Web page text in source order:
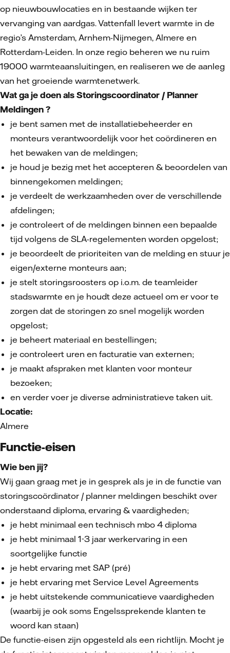
op nieuwbouwlocaties en in bestaande wijken ter
vervanging van aardgas. Vattenfall levert warmte in de
regio’s Amsterdam, Arnhem-Nijmegen, Almere en
Rotterdam-Leiden. In onze regio beheren we nu ruim
19000 warmteaansluitingen, en realiseren we de aanleg
van het groeiende warmtenetwerk.
Wat ga je doen als Storingscoordinator / Planner
Meldingen ?
je bent samen met de installatiebeheerder en
monteurs verantwoordelijk voor het coördineren en
het bewaken van de meldingen;
je houd je bezig met het accepteren & beoordelen van
binnengekomen meldingen;
je verdeelt de werkzaamheden over de verschillende
afdelingen;
je controleert of de meldingen binnen een bepaalde
tijd volgens de SLA-regelementen worden opgelost;
je beoordeelt de prioriteiten van de melding en stuur je
eigen/externe monteurs aan;
je stelt storingsroosters op i.o.m. de teamleider
stadswarmte en je houdt deze actueel om er voor te
zorgen dat de storingen zo snel mogelijk worden
opgelost;
je beheert materiaal en bestellingen;
je controleert uren en facturatie van externen;
je maakt afspraken met klanten voor monteur
bezoeken;
en verder voer je diverse administratieve taken uit.
Locatie:
Almere
Functie-eisen
Wie ben jij?
Wij gaan graag met je in gesprek als je in de functie van
storingscoördinator / planner meldingen beschikt over
onderstaand diploma, ervaring & vaardigheden;
je hebt minimaal een technisch mbo 4 diploma
je hebt minimaal 1-3 jaar werkervaring in een
soortgelijke functie
je hebt ervaring met SAP (pré)
je hebt ervaring met Service Level Agreements
je hebt uitstekende communicatieve vaardigheden
(waarbij je ook soms Engelssprekende klanten te
woord kan staan)
De functie-eisen zijn opgesteld als een richtlijn. Mocht je